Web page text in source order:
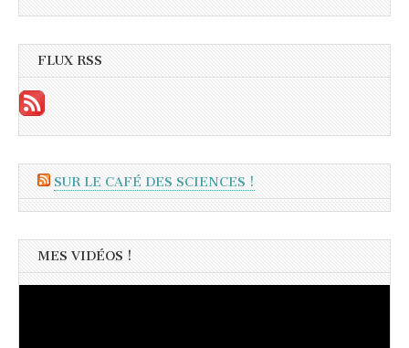
FLUX RSS
SUR LE CAFÉ DES SCIENCES !
MES VIDÉOS !